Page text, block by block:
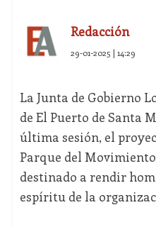
Redacción
29-01-2025 | 14:29
La Junta de Gobierno
de El Puerto de Santa
última sesión, el
Parque del
destinado a rendir
espíritu de la